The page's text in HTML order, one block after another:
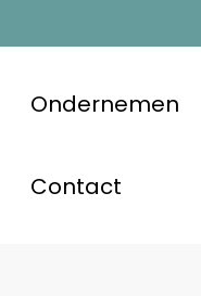
Ondernemen
Contact